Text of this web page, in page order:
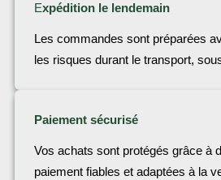
Expédition le lendemain
Les commandes sont préparées
les risques durant le transport,
Paiement sécurisé
Vos achats sont protégés grâce à
paiement fiables et adaptées à la